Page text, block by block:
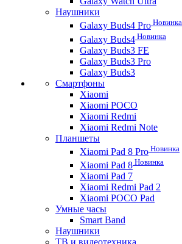
Наушники
Galaxy Buds4 Pro Новинка
Galaxy Buds4 Новинка
Galaxy Buds3 FE
Galaxy Buds3 Pro
Galaxy Buds3
Смартфоны
Xiaomi
Xiaomi POCO
Xiaomi Redmi
Xiaomi Redmi Note
Планшеты
Xiaomi Pad 8 Pro Новинка
Xiaomi Pad 8 Новинка
Xiaomi Pad 7
Xiaomi Redmi Pad 2
Xiaomi POCO Pad
Умные часы
Smart Band
Наушники